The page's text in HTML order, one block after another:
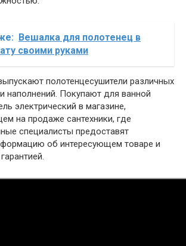
Вешалка для полотенец в
своими руками
полотенцесушители различных
наполнений. Покупают для ванной
электрический в магазине,
на продаже сантехники, где
специалисты предоставят
об интересующем товаре и